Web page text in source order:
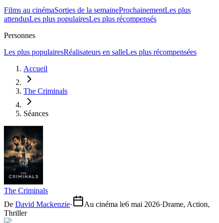
Films au cinémaSorties de la semaineProchainementLes plus
attendusLes plus populairesLes plus récompensés
Personnes
Les plus populairesRéalisateurs en salleLes plus récompensées
Accueil
The Criminals
Séances
The Criminals
De David Mackenzie· Au cinéma le6 mai 2026·Drame, Action,
Thriller